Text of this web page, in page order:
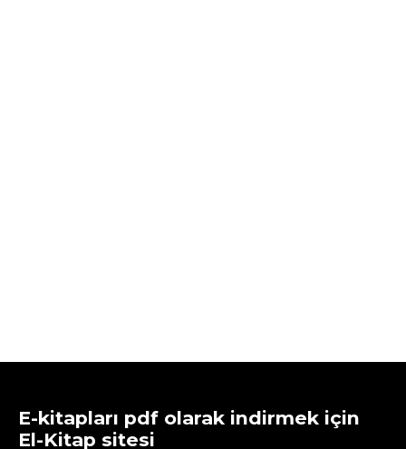
E-kitapları pdf olarak indirmek için
El-Kitap sitesi